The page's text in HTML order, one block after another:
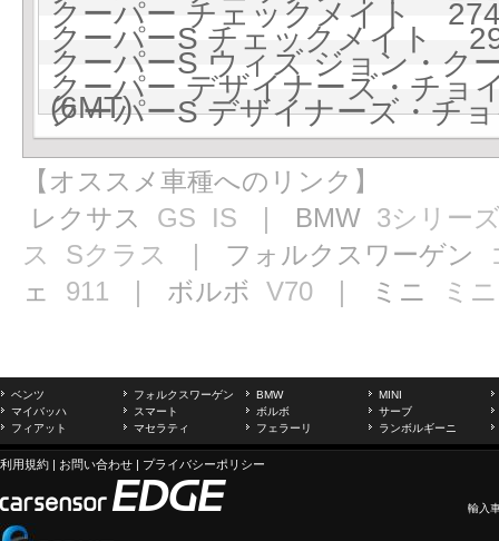
クーパー チェックメイト
クーパーS チェックメイト
クーパーS ウィズ ジョン・
(6MT)
クーパー デザイナーズ・チ
クーパーS デザイナーズ・
【オススメ車種へのリンク】
レクサス GS IS ｜ BMW 3シリー
ス
Sクラス ｜ フォルクスワーゲン
ェ 911 ｜ ボルボ V70 ｜ ミニ ミニ
ベンツ フォルクスワーゲン BMW
MINI
マイバッハ
スマート ボルボ
サーブ
フィアット
マセラティ フェラーリ ランボルギーニ
利用規約 | お問い合わせ | プライバシーポリシー
輸入